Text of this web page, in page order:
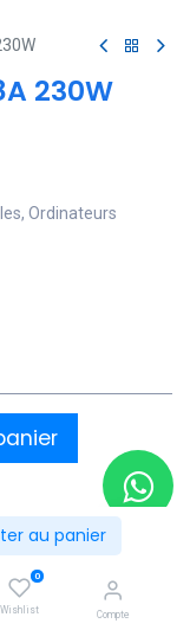
au panier
0
Wishlist Compte
230W
Ordinateurs
nouveau en stock